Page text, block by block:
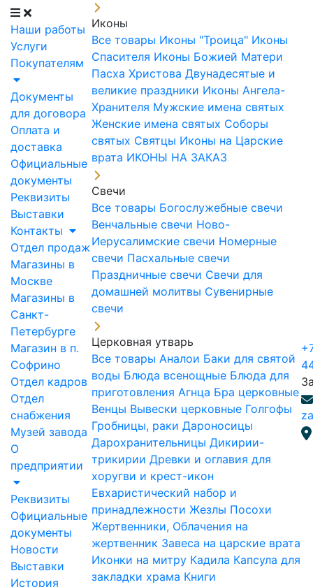
Наши работы
Услуги
Покупателям
Документы
для договора
Оплата и
доставка
Официальные
документы
Реквизиты
Выставки
Контакты
Отдел продаж
Магазины в
Москве
Магазины в
Санкт-
Петербурге
Магазин в п.
Софрино
Отдел кадров
Отдел
снабжения
Музей завода
О
предприятии
Реквизиты
Официальные
документы
Новости
Выставки
История
Иконы
Все товары Иконы "Троица" Иконы
Спасителя Иконы Божией Матери
Пасха Христова Двунадесятые и
великие праздники Иконы Ангела-
Хранителя Мужские имена святых
Женские имена святых Соборы
святых Святцы Иконы на Царские
врата ИКОНЫ НА ЗАКАЗ
Свечи
Все товары Богослужебные свечи
Венчальные свечи Ново-
Иерусалимские свечи Номерные
свечи Пасхальные свечи
Праздничные свечи Свечи для
домашней молитвы Сувенирные
свечи
Церковная утварь
Все товары Аналои Баки для святой
воды Блюда всенощные Блюда для
приготовления Агнца Бра церковные
Венцы Вывески церковные Голгофы
Гробницы, раки Дароносицы
Дарохранительницы Дикирии-
трикирии Древки и оглавия для
хоругви и крест-икон
Евхаристический набор и
принадлежности Жезлы Посохи
Жертвенники, Облачения на
жертвенник Завеса на царские врата
Иконки на митру Кадила Капсула для
закладки храма Книги